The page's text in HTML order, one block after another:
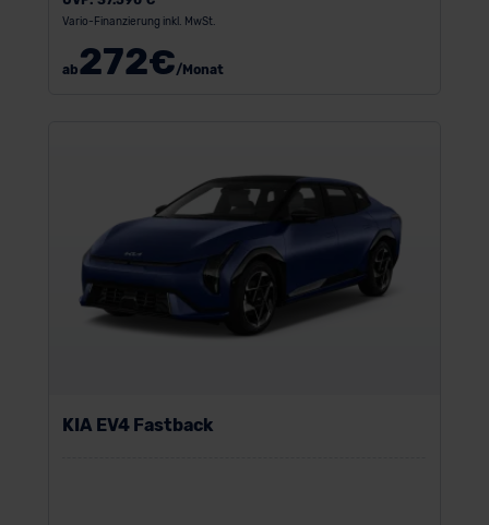
Vario-Finanzierung inkl. MwSt.
ab272€/Monat
KIA EV4 Fastback